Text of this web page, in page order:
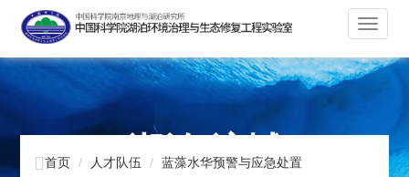
切
换
导
湖泊 流域
首页 人才队伍 蓝藻水华预警与应急处置